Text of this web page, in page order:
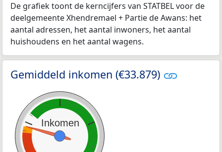
De grafiek toont de kerncijfers van STATBEL voor de
deelgemeente Xhendremael + Partie de Awans: het
aantal adressen, het aantal inwoners, het aantal
huishoudens en het aantal wagens.
Gemiddeld inkomen (€33.879)
Inkomen